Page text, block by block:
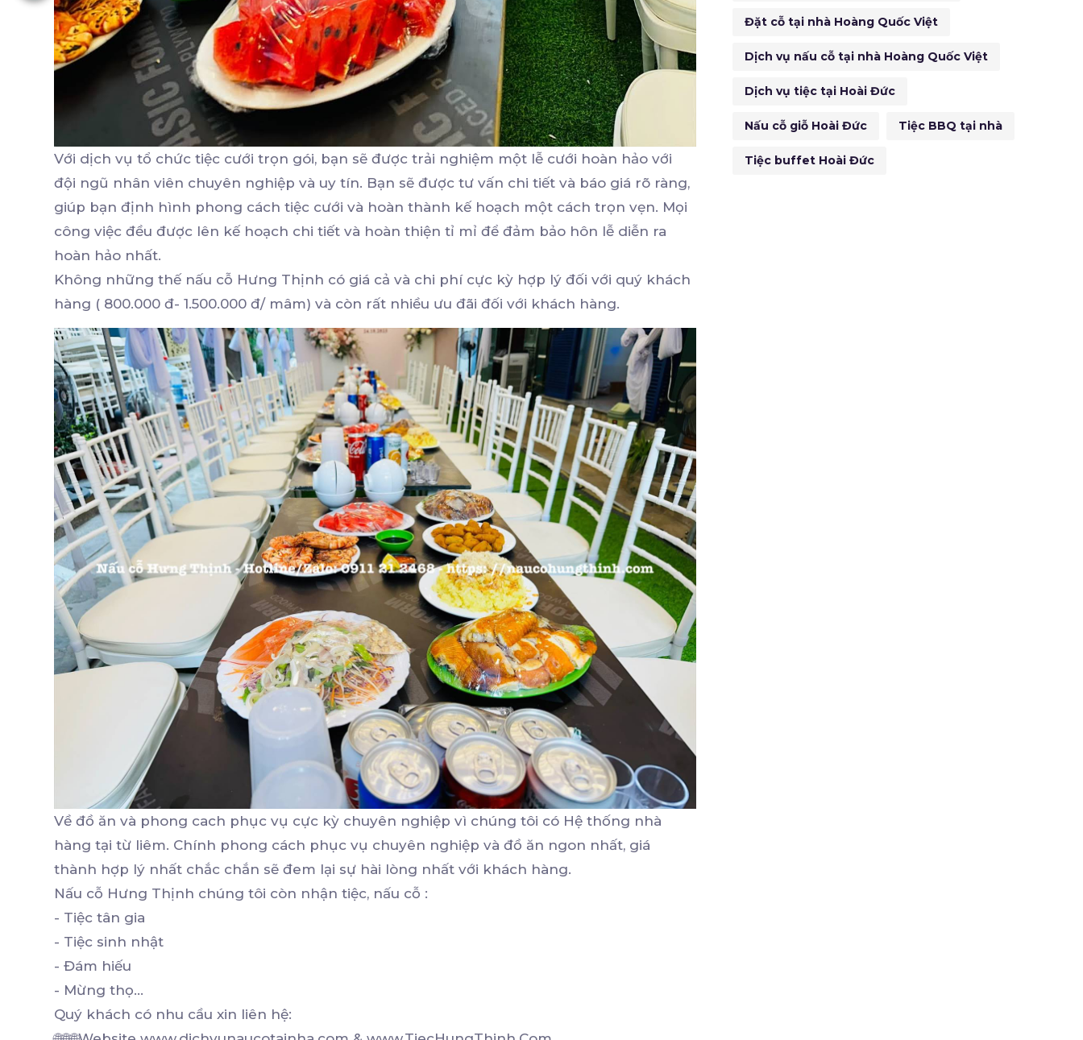
Với dịch vụ tổ chức tiệc cưới trọn gói, bạn sẽ được trải nghiệm một lễ cưới hoàn hảo với
đội ngũ nhân viên chuyên nghiệp và uy tín. Bạn sẽ được tư vấn chi tiết và báo giá rõ ràng,
giúp bạn định hình phong cách tiệc cưới và hoàn thành kế hoạch một cách trọn vẹn. Mọi
công việc đều được lên kế hoạch chi tiết và hoàn thiện tỉ mỉ để đảm bảo hôn lễ diễn ra
hoàn hảo nhất.
Không những thế nấu cỗ Hưng Thịnh có giá cả và chi phí cực kỳ hợp lý đối với quý khách
hàng ( 800.000 đ- 1.500.000 đ/ mâm) và còn rất nhiều ưu đãi đối với khách hàng.
Về đồ ăn và phong cach phục vụ cực kỳ chuyên nghiệp vì chúng tôi có Hệ thống nhà
hàng tại từ liêm. Chính phong cách phục vụ chuyên nghiệp và đồ ăn ngon nhất, giá
thành hợp lý nhất chắc chắn sẽ đem lại sự hài lòng nhất với khách hàng.
Nấu cỗ Hưng Thịnh chúng tôi còn nhận tiệc, nấu cỗ :
- Tiệc tân gia
- Tiệc sinh nhật
- Đám hiếu
- Mừng thọ...
Quý khách có nhu cầu xin liên hệ:
Đặt cỗ tại nhà Hoàng Quốc Việt
Dịch vụ nấu cỗ tại nhà Hoàng Quốc Việt
Dịch vụ tiệc tại Hoài Đức
Nấu cỗ giỗ Hoài Đức Tiệc BBQ tại nhà
Tiệc buffet Hoài Đức